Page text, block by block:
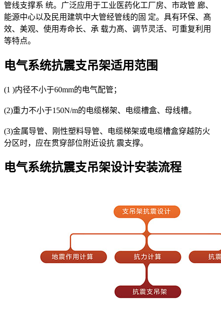
管线支撑系 统。广泛应用于工业医药化工厂房、市政管 廊、
能源中心以及民用建筑中大管经管线的固 定。具有环保、髙
效、美观、使用寿命长、承 载力髙、调节灵活、可重复利用
等特点。
电气系统抗震支吊架适用范围
(1 )内径不小于60mm的电气配管；
(2)重力不小于150N/m的电缆梯架、电缆槽盒、母线槽。
(3)金属导管、刚性塑料导管、电缆梯架或电缆槽盒穿越防火
分区时，应在贯穿部位附近设抗 震支撑。
电气系统抗震支吊架设计安装流程